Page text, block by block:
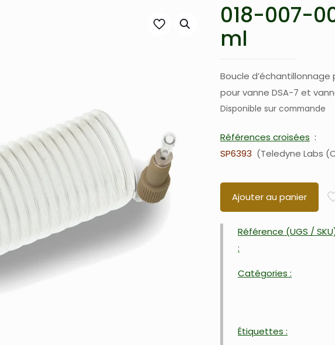
018-007-
ml
Boucle d’échantillonnage
pour vanne DSA-7 et
Disponible sur commande
Références croisées
SP6393
Teledyne Labs
Ajouter au panier
Référence (UGS /
:
Catégories :
Étiquettes :